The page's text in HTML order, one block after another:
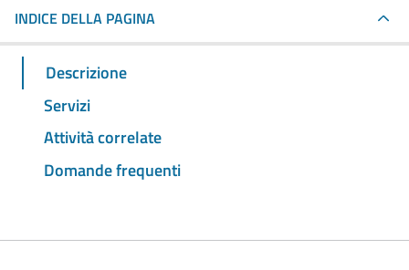
INDICE DELLA PAGINA
Descrizione
Servizi
Attività correlate
Domande frequenti